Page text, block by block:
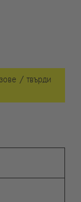
/ твърди